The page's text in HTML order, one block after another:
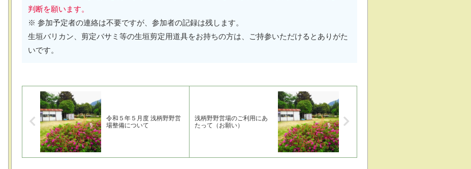
判断を願います。
※ 参加予定者の連絡は不要ですが、参加者の記録は残します。
生垣バリカン、剪定バサミ等の生垣剪定用道具をお持ちの方は、ご持参いただけるとありがた
いです。
令和５年５月度 浅柄野野営
場整備について
浅柄野野営場のご利用にあ
たって（お願い）